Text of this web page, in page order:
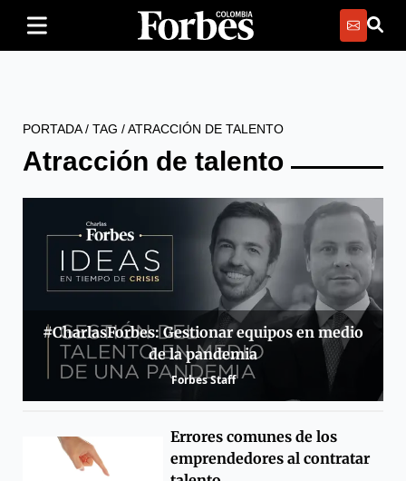
PORTADA/ TAG /ATRACCIÓN DE TALENTO
Atracción de talento
#CharlasForbes: Gestionar equipos en medio
de la pandemia
Forbes Staff
Errores comunes de los
emprendedores al contratar